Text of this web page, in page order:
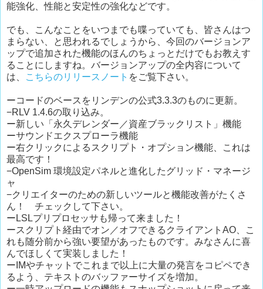
能強化、性能と安定性の強化などです。
でも、こんなことをいつまでも喋っていても、皆さんはつ
まらない、と思われるでしょうから、今回のバージョンア
ップで追加された機能のほんのちょっとだけでもお教えす
ることにしますね。バージョンアップの全内容について
は、
こちらのリリースノート をご覧下さい。
ーコードのベースをリンデンの公式3.3.3のものに更新。
−RLV 1.4.6の取り込み。
ー新しい「永久デレンダー／資産ブラックリスト」機能
ーサウンドエクスプローラ機能
ー右クリックによるスクリプト・オプション機能、これは
最高です！
−OpenSim 環境設定パネルと進化したグリッド・マネージ
ャ
−クリエイターのための新しいツールと機能改善がたくさ
ん！ チェックして下さい。
ーLSLプリプロセッサも帰って来ました！
ースクリプト経由でオン／オフできるクライアントAO、こ
れも随分前から強い要望があったものです。みなさんに喜
んでほしくて実装しました！
ーIMやチャットでこれまで以上に大量の発言をコピペでき
るよう、テキストのバッファーサイズを増加。